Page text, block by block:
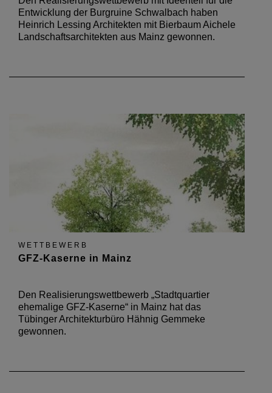
Entwicklung der Burgruine Schwalbach haben
Heinrich Lessing Architekten mit Bierbaum Aichele
Landschaftsarchitekten aus Mainz gewonnen.
WETTBEWERB
GFZ-Kaserne in Mainz
Den Realisierungswettbewerb „Stadtquartier
ehemalige GFZ-Kaserne“ in Mainz hat das
Tübinger Architekturbüro Hähnig Gemmeke
gewonnen.